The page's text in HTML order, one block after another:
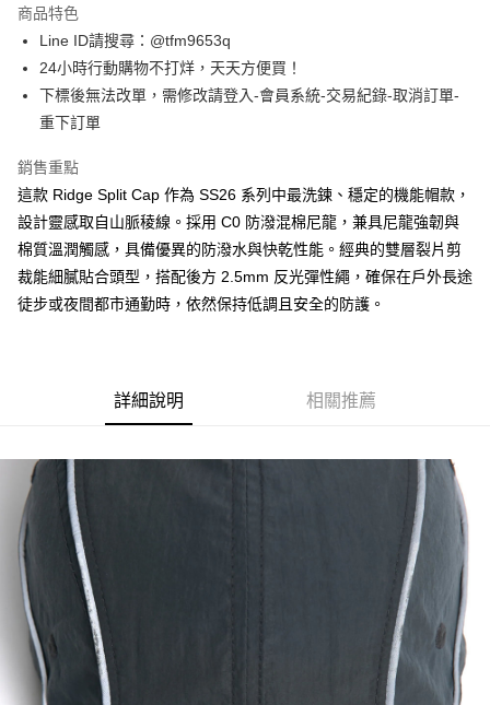
合作金庫商業銀行
華南商業銀行
上海商業儲蓄銀行
台北富邦商業銀行
國泰世華商業銀行
兆豐國際商業銀行
臺灣中小企業銀行
聯邦商業銀行
永豐商業銀行
玉山商業銀行
台新國際商業銀行
中國信託商業銀行
台灣樂天信用卡公司
超商取貨付款
LINE Pay
Apple Pay
悠遊付
ATM付款
運送方式
每筆NT$60，滿NT$1,500(含以上)免運費
順豐速運宅配
每筆NT$100，滿NT$2,000(含以上)免運費
順豐宅配 查看運費
商品特色
Line ID請搜尋：@tfm9653q
24小時行動購物不打烊，天天方便買！
下標後無法改單，需修改請登入-會員系統-交易紀錄-取消訂單-
重下訂單
銷售重點
這款 Ridge Split Cap 作為 SS26 系列中最洗鍊、穩定的機能帽款，
設計靈感取自山脈稜線。採用 C0 防潑混棉尼龍，兼具尼龍強韌與
棉質溫潤觸感，具備優異的防潑水與快乾性能。經典的雙層裂片剪
裁能細膩貼合頭型，搭配後方 2.5mm 反光彈性繩，確保在戶外長途
徒步或夜間都市通勤時，依然保持低調且安全的防護。
詳細說明 相關推薦